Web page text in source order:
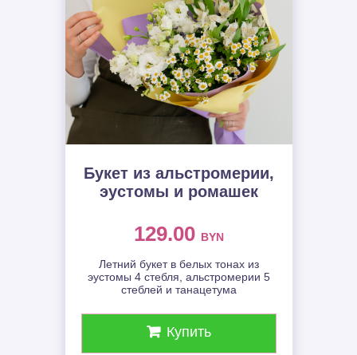
Букет из альстромерии,
эустомы и ромашек
129.00 BYN
Летний букет в белых тонах из
эустомы 4 стебля, альстромерии 5
стеблей и танацетума
Купить